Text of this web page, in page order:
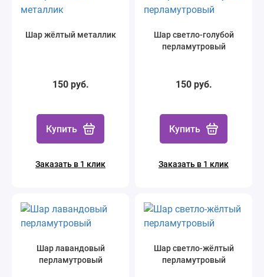
Шар жёлтый металлик
150 руб.
Купить
Заказать в 1 клик
Шар светло-голубой
перламутровый
150 руб.
Купить
Заказать в 1 клик
Шар лавандовый
перламутровый
Шар светло-жёлтый
перламутровый